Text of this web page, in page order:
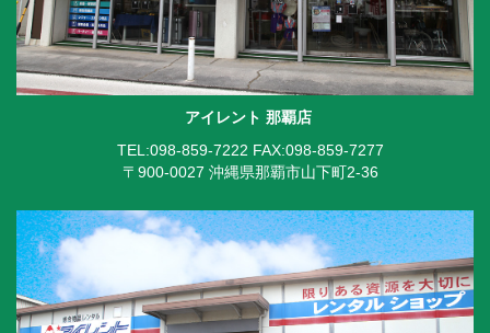
アイレント 那覇店
TEL:098-859-7222 FAX:098-859-7277
〒900-0027 沖縄県那覇市山下町2-36